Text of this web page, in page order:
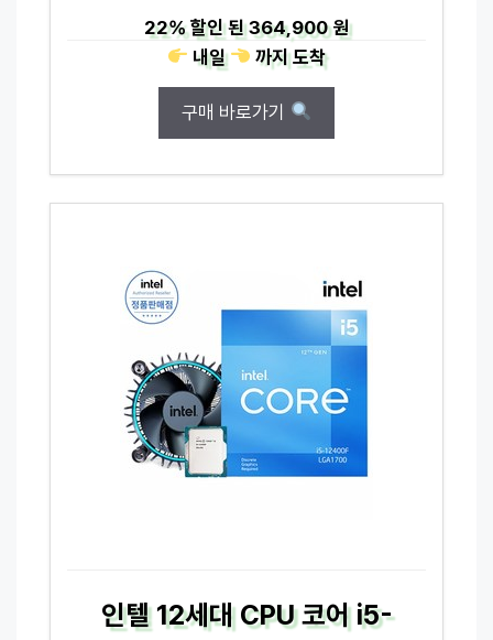
22%할인 된364,900 원
내일
까지도착
구매 바로가기
인텔 12세대 CPU 코어 i5-